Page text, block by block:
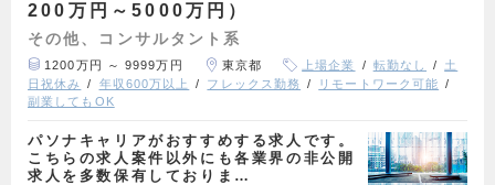
200万円～5000万円）
その他、コンサルタント系
1200万円 ～ 9999万円 東京都 上場企業 転勤なし
土
日祝休み
年収600万以上 フレックス勤務
リモートワーク可能
副業してもOK
パソナキャリアがおすすめする求人です。
こちらの求人案件以外にも各業界の非公開
求人を多数保有しておりま…